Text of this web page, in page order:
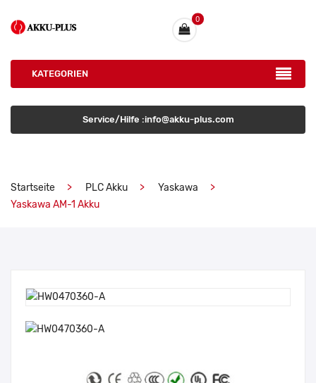
0
KATEGORIEN
Service/Hilfe :info@akku-plus.com
Startseite PLC Akku
Yaskawa
Yaskawa AM-1 Akku